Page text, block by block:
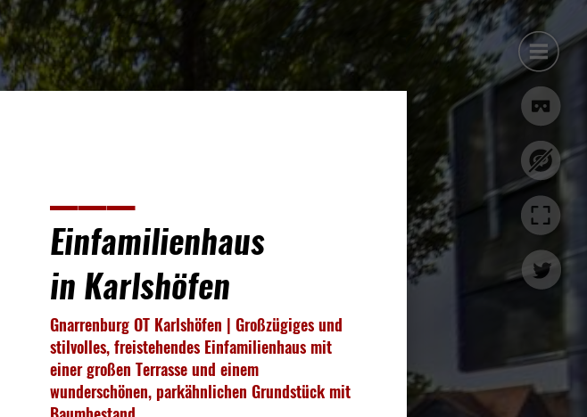
___
Einfamilienhaus
in Karlshöfen
Gnarrenburg OT Karlshöfen | Großzügiges und
stilvolles, freistehendes Einfamilienhaus mit
einer großen Terrasse und einem
wunderschönen, parkähnlichen Grundstück mit